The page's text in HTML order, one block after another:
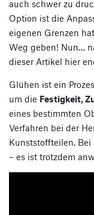
auch schwer zu
Option ist die
eigenen Grenzen
Weg geben! Nun…
dieser Artikel hier
Glühen ist ein
um die Festigkeit,
eines bestimmten
Verfahren bei der
Kunststoffteilen.
– es ist trotzdem